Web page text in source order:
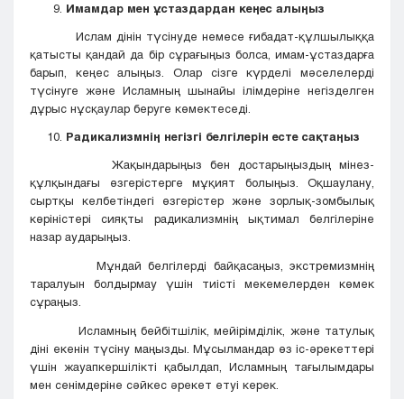
Имамдар мен ұстаздардан кеңес алыңыз
Ислам дінін түсінуде немесе ғибадат-құлшылыққа
қатысты қандай да бір сұрағыңыз болса, имам-ұстаздарға
барып, кеңес алыңыз. Олар сізге күрделі мәселелерді
түсінуге және Исламның шынайы ілімдеріне негізделген
дұрыс нұсқаулар беруге көмектеседі.
Радикализмнің негізгі белгілерін есте сақтаңыз
Жақындарыңыз бен достарыңыздың мінез-
құлқындағы өзгерістерге мұқият болыңыз. Оқшаулану,
сыртқы келбетіндегі өзгерістер және зорлық-зомбылық
көріністері сияқты радикализмнің ықтимал белгілеріне
назар аударыңыз.
Мұндай белгілерді байқасаңыз, экстремизмнің
таралуын болдырмау үшін тиісті мекемелерден көмек
сұраңыз.
Исламның бейбітшілік, мейірімділік, және татулық
діні екенін түсіну маңызды. Мұсылмандар өз іс-әрекеттері
үшін жауапкершілікті қабылдап, Исламның тағылымдары
мен сенімдеріне сәйкес әрекет етуі керек.